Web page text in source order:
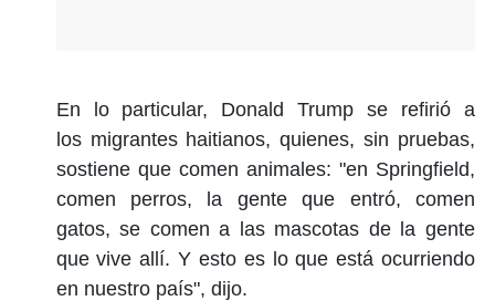
En lo particular, Donald Trump se refirió a
los migrantes haitianos, quienes, sin pruebas,
sostiene que comen animales: "en Springfield,
comen perros, la gente que entró, comen
gatos, se comen a las mascotas de la gente
que vive allí. Y esto es lo que está ocurriendo
en nuestro país", dijo.